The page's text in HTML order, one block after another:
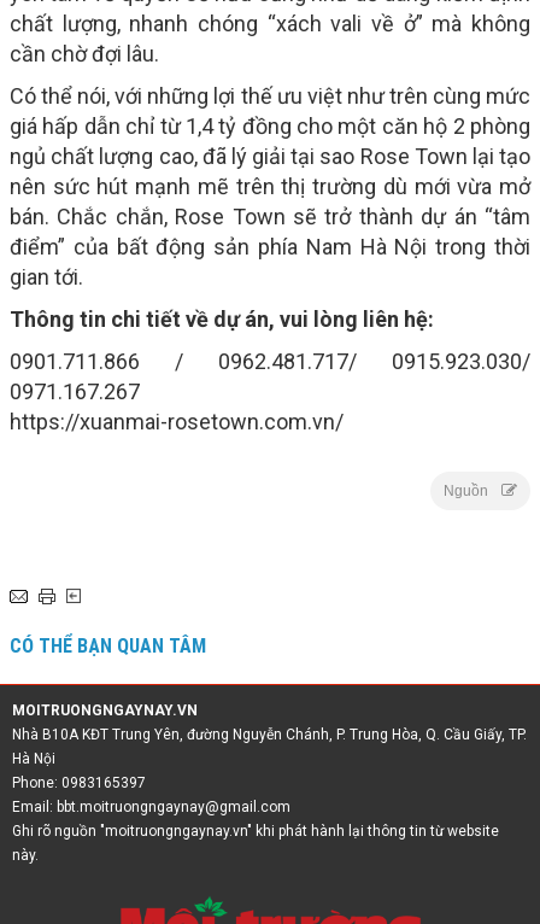
chất lượng, nhanh chóng “xách vali về ở” mà không
cần chờ đợi lâu.
Có thể nói, với những lợi thế ưu việt như trên cùng mức
giá hấp dẫn chỉ từ 1,4 tỷ đồng cho một căn hộ 2 phòng
ngủ chất lượng cao, đã lý giải tại sao Rose Town lại tạo
nên sức hút mạnh mẽ trên thị trường dù mới vừa mở
bán. Chắc chắn, Rose Town sẽ trở thành dự án “tâm
điểm” của bất động sản phía Nam Hà Nội trong thời
gian tới.
Thông tin chi tiết về dự án, vui lòng liên hệ:
0901.711.866 / 0962.481.717/ 0915.923.030/
0971.167.267
https://xuanmai-rosetown.com.vn/
Nguồn
CÓ THỂ BẠN QUAN TÂM
MOITRUONGNGAYNAY.VN
Nhà B10A KĐT Trung Yên, đường Nguyễn Chánh, P. Trung Hòa, Q. Cầu Giấy, TP.
Hà Nội
Phone: 0983165397
Email: bbt.moitruongngaynay@gmail.com
Ghi rõ nguồn "moitruongngaynay.vn" khi phát hành lại thông tin từ website
này.